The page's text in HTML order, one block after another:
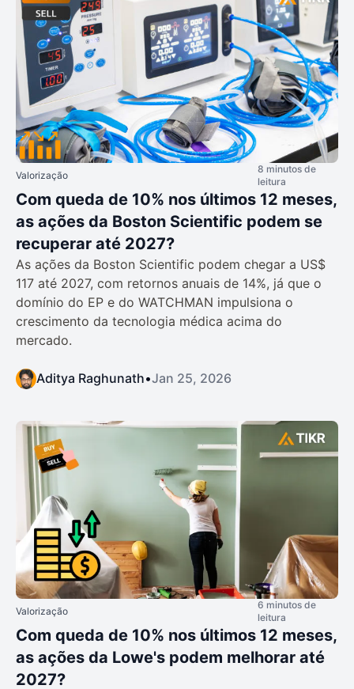
Valorização
8 minutos de
leitura
Com queda de 10% nos últimos 12 meses,
as ações da Boston Scientific podem se
recuperar até 2027?
As ações da Boston Scientific podem chegar a US$
117 até 2027, com retornos anuais de 14%, já que o
domínio do EP e do WATCHMAN impulsiona o
crescimento da tecnologia médica acima do
mercado.
Aditya Raghunath•Jan 25, 2026
Valorização
6 minutos de
leitura
Com queda de 10% nos últimos 12 meses,
as ações da Lowe's podem melhorar até
2027?